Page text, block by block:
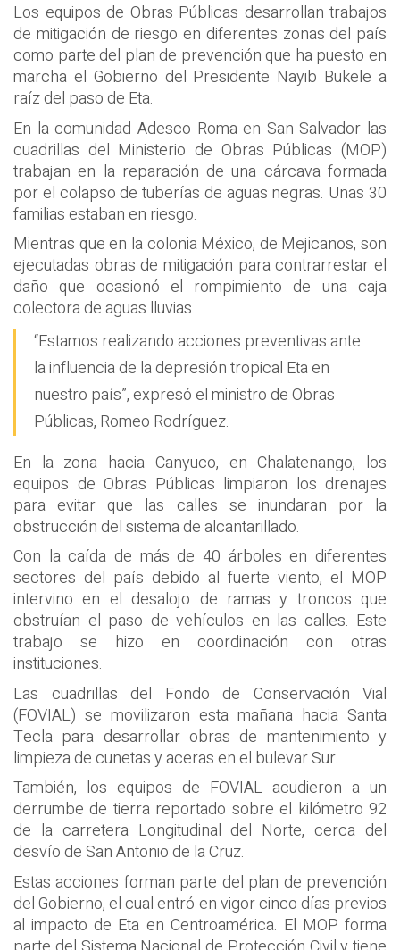
Los equipos de Obras Públicas desarrollan trabajos
de mitigación de riesgo en diferentes zonas del país
como parte del plan de prevención que ha puesto en
marcha el Gobierno del Presidente Nayib Bukele a
raíz del paso de Eta.
En la comunidad Adesco Roma en San Salvador las
cuadrillas del Ministerio de Obras Públicas (MOP)
trabajan en la reparación de una cárcava formada
por el colapso de tuberías de aguas negras. Unas 30
familias estaban en riesgo.
Mientras que en la colonia México, de Mejicanos, son
ejecutadas obras de mitigación para contrarrestar el
daño que ocasionó el rompimiento de una caja
colectora de aguas lluvias.
“Estamos realizando acciones preventivas ante
la influencia de la depresión tropical Eta en
nuestro país”, expresó el ministro de Obras
Públicas, Romeo Rodríguez.
En la zona hacia Canyuco, en Chalatenango, los
equipos de Obras Públicas limpiaron los drenajes
para evitar que las calles se inundaran por la
obstrucción del sistema de alcantarillado.
Con la caída de más de 40 árboles en diferentes
sectores del país debido al fuerte viento, el MOP
intervino en el desalojo de ramas y troncos que
obstruían el paso de vehículos en las calles. Este
trabajo se hizo en coordinación con otras
instituciones.
Las cuadrillas del Fondo de Conservación Vial
(FOVIAL) se movilizaron esta mañana hacia Santa
Tecla para desarrollar obras de mantenimiento y
limpieza de cunetas y aceras en el bulevar Sur.
También, los equipos de FOVIAL acudieron a un
derrumbe de tierra reportado sobre el kilómetro 92
de la carretera Longitudinal del Norte, cerca del
desvío de San Antonio de la Cruz.
Estas acciones forman parte del plan de prevención
del Gobierno, el cual entró en vigor cinco días previos
al impacto de Eta en Centroamérica. El MOP forma